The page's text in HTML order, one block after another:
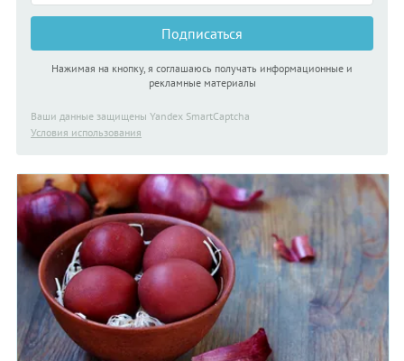
Подписаться
Нажимая на кнопку, я соглашаюсь получать информационные и
рекламные материалы
Ваши данные защищены Yandex SmartCaptcha
Условия использования